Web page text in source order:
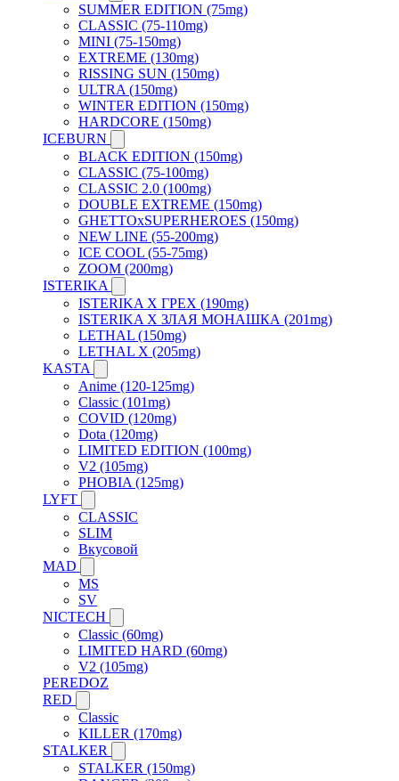
SUMMER EDITION (75mg)
CLASSIC (75-110mg)
MINI (75-150mg)
EXTREME (130mg)
RISSING SUN (150mg)
ULTRA (150mg)
WINTER EDITION (150mg)
HARDCORE (150mg)
ICEBURN
BLACK EDITION (150mg)
CLASSIC (75-100mg)
CLASSIC 2.0 (100mg)
DOUBLE EXTREME (150mg)
GHETTOxSUPERHEROES (150mg)
NEW LINE (55-200mg)
ICE COOL (55-75mg)
ZOOM (200mg)
ISTERIKA
ISTERIKA X ГРЕХ (190mg)
ISTERIKA X ЗЛАЯ МОНАШКА (201mg)
LETHAL (150mg)
LETHAL X (205mg)
KASTA
Anime (120-125mg)
Classic (101mg)
COVID (120mg)
Dota (120mg)
LIMITED EDITION (100mg)
V2 (105mg)
PHOBIA (125mg)
LYFT
CLASSIC
SLIM
Вкусовой
MAD
MS
SV
NICTECH
Classic (60mg)
LIMITED HARD (60mg)
V2 (105mg)
PEREDOZ
RED
Classic
KILLER (170mg)
STALKER
STALKER (150mg)